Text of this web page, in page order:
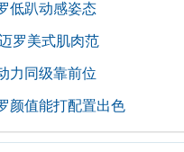
低趴动感姿态
罗美式肌肉范
力同级靠前位
颜值能打配置出色